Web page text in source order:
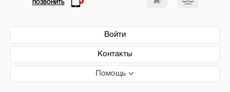
Войти
Контакты
Помощь
ПОЗВОНИТЬ